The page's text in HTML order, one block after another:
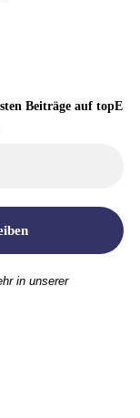
Beiträge auf topE
in unserer